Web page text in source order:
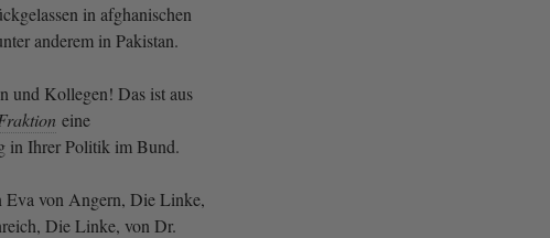
in afghanischen
anderem in Pakistan.
und Kollegen! Das ist aus
eine
in Ihrer Politik im Bund.
Eva von Angern, Die Linke,
Die Linke, von Dr.